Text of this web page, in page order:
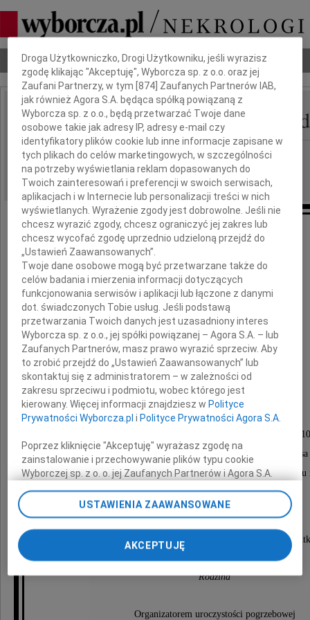
Nekrologi Odeszli Poradnik pogrzebowy
IMIĘ I NAZWISKO: Hanna Elżbieta
REGION: Warszawa
DATA EMISJI: 19.06.2026
W dniu 12 czerwca 2026 roku zmarła
w wieku 73 lat
Hanna Elżbieta
Szelegeda
Uroczystości pogrzebowe odbędą się
w poniedziałek 22 czerwca 2026 roku o godzinie
w Domu Pogrzebowym Służew (sala duża), ul. Fosa
po czym nastąpi odprowadzenie urny z Prochami do grobu
na Cmentarz Bródnowski o godzinie 11:30.
O czym zawiadamia pogrążona w głębokim
Rodzina
Organizatorem uroczystości pogrzebowej
Dbamy o Twoją prywatność
Droga Użytkowniczko, Drogi Użytkowniku, jeśli wyrazisz
zgodę klikając "Akceptuję", Wyborcza sp. z o.o. oraz jej
Zaufani Partnerzy, w tym [874 ] Zaufanych Partnerów IAB,
jak również Agora S.A. będąca spółką powiązaną z
Wyborcza sp. z o.o., będą przetwarzać Twoje dane
osobowe takie jak adresy IP, adresy e-mail czy
identyfikatory plików cookie lub inne informacje zapisane w
tych plikach do celów marketingowych, w szczególności
na potrzeby wyświetlania reklam dopasowanych do
Twoich zainteresowań i preferencji w swoich serwisach,
aplikacjach i w Internecie lub personalizacji treści w nich
wyświetlanych. Wyrażenie zgody jest dobrowolne. Jeśli nie
chcesz wyrazić zgody, chcesz ograniczyć jej zakres lub
chcesz wycofać zgodę uprzednio udzieloną przejdź do
„Ustawień Zaawansowanych”.
Twoje dane osobowe mogą być przetwarzane także do
celów badania i mierzenia informacji dotyczących
funkcjonowania serwisów i aplikacji lub łączone z danymi
dot. świadczonych Tobie usług. Jeśli podstawą
przetwarzania Twoich danych jest uzasadniony interes
Wyborcza sp. z o.o., jej spółki powiązanej – Agora S.A. – lub
Zaufanych Partnerów, masz prawo wyrazić sprzeciw. Aby
to zrobić przejdź do „Ustawień Zaawansowanych” lub
skontaktuj się z administratorem – w zależności od
zakresu sprzeciwu i podmiotu, wobec którego jest
kierowany. Więcej informacji znajdziesz w Polityce
Prywatności Wyborcza.pl i Polityce Prywatności Agora S.A.
Poprzez kliknięcie "Akceptuję" wyrażasz zgodę na
zainstalowanie i przechowywanie plików typu cookie
Wyborczej sp. z o. o. jej Zaufanych Partnerów i Agora S.A.
chwili zmienić swoje preferencje dot. plików cookie,
ponownie wywołując narzędzie do zarządzania Twoimi
preferencjami dot. przetwarzania danych poprzez
odnośnik „Ustawienia prywatności” w stopce serwisu i
przechodząc do sekcji „Ustawienia zaawansowane”.
My, nasi Zaufani Partnerzy i Agora S.A. możemy
USTAWIENIA ZAAWANSOWANE
AKCEPTUJĘ